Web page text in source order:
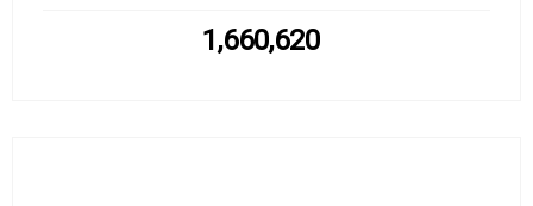
1,660,620